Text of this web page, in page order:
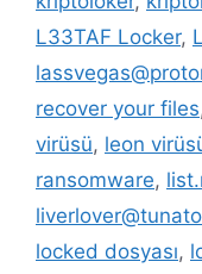
L33TAF Locker,
recover your files
virüsü, leon
ransomware,
locked dosyası,